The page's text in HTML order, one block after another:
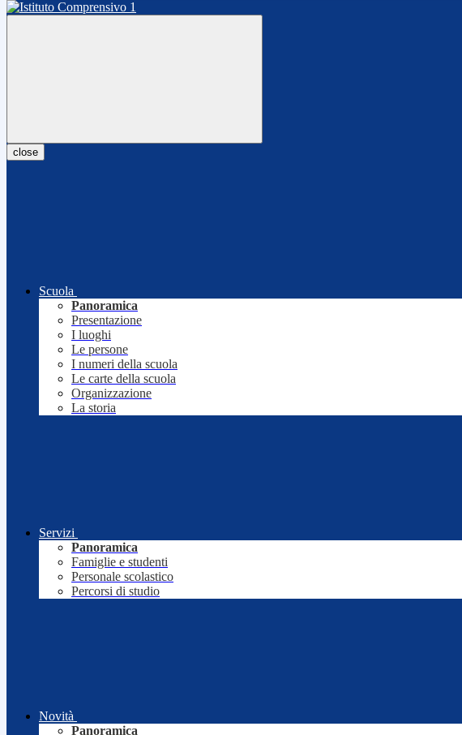
close
Scuola
Panoramica
Presentazione
I luoghi
Le persone
I numeri della scuola
Le carte della scuola
Organizzazione
La storia
Servizi
Panoramica
Famiglie e studenti
Personale scolastico
Percorsi di studio
Novità
Panoramica